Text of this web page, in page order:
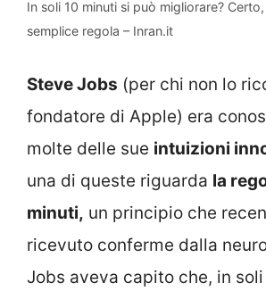
In soli 10 minuti si può migliorare?
semplice regola – Inran.it
Steve Jobs (per chi non lo
fondatore di Apple) era
molte delle sue intuizioni
una di queste riguarda la
minuti, un principio che
ricevuto conferme dalla
Jobs aveva capito che, in soli